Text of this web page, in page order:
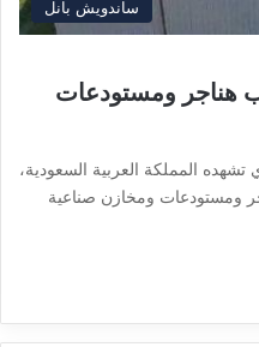
ساندويش بانل
هناجر ومستودعات
المملكة العربية السعودية،
ومستودعات ومخازن صناعية